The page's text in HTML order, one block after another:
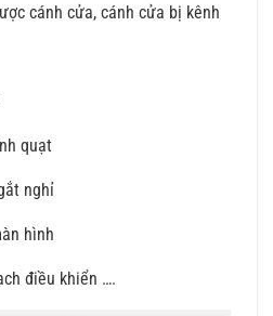
cánh cửa, cánh cửa bị kênh
quạt
nghỉ
hình
điều khiển ….